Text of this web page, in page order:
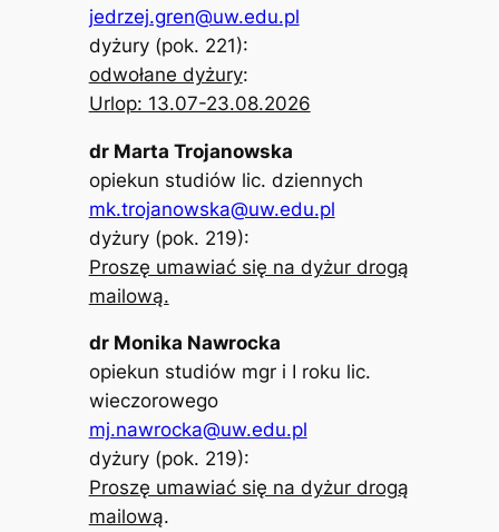
jedrzej.gren@uw.edu.pl
dyżury (pok. 221):
odwołane dyżury:
Urlop: 13.07-23.08.2026
dr Marta Trojanowska
opiekun studiów lic. dziennych
mk.trojanowska@uw.edu.pl
dyżury (pok. 219):
Proszę umawiać się na dyżur drogą
mailową.
dr Monika Nawrocka
opiekun studiów mgr i I roku lic.
wieczorowego
mj.nawrocka@uw.edu.pl
dyżury (pok. 219):​
Proszę umawiać się na dyżur drogą
mailową.